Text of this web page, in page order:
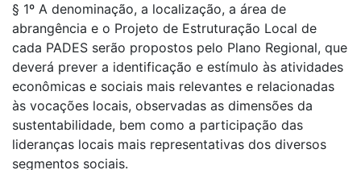
§ 1º A denominação, a localização, a área de
abrangência e o Projeto de Estruturação Local de
cada PADES serão propostos pelo Plano Regional, que
deverá prever a identificação e estímulo às atividades
econômicas e sociais mais relevantes e relacionadas
às vocações locais, observadas as dimensões da
sustentabilidade, bem como a participação das
lideranças locais mais representativas dos diversos
segmentos sociais.